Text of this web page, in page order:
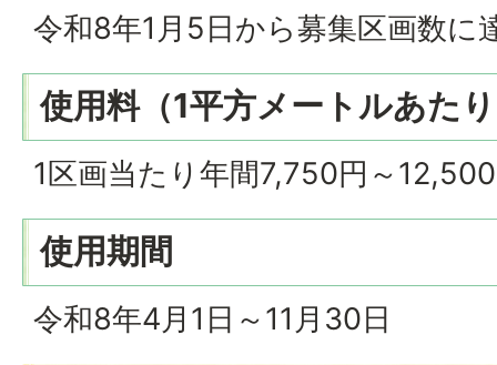
令和8年1月5日から募集区画数に
使用料（1平方メートルあた
1区画当たり年間7,750円～
使用期間
令和8年4月1日～11月30日